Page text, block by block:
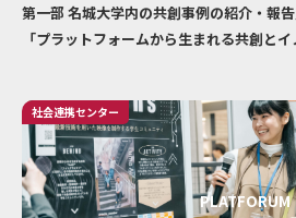
第一部 名城大学内の共創事例の紹介・報
「プラットフォームから生まれる共創とイ
社会連携センター
PLATFORUM